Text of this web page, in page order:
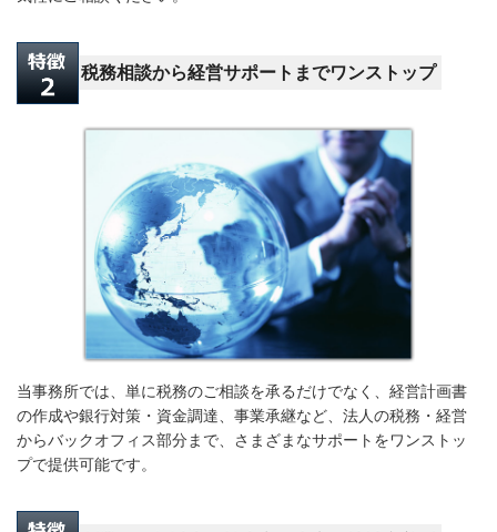
税務相談から経営サポートまでワンストップ
当事務所では、単に税務のご相談を承るだけでなく、経営計画書
の作成や銀行対策・資金調達、事業承継など、法人の税務・経営
からバックオフィス部分まで、 さまざまなサポート をワンストッ
プで提供可能です。